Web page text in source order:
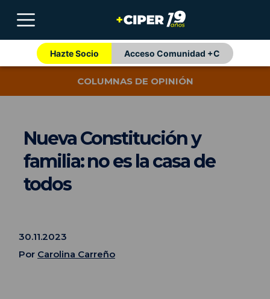
Hazte Socio Acceso Comunidad +C
COLUMNAS DE OPINIÓN
Nueva Constitución y
familia: no es la casa de
todos
30.11.2023
Por Carolina Carreño